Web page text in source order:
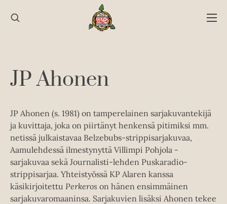
sisältöön
JP Ahonen
JP Ahonen (s. 1981) on tamperelainen sarjakuvantekijä
ja kuvittaja, joka on piirtänyt henkensä pitimiksi mm.
netissä julkaistavaa Belzebubs-strippisarjakuvaa,
Aamulehdessä ilmestynyttä Villimpi Pohjola -
sarjakuvaa sekä Journalisti-lehden Puskaradio-
strippisarjaa. Yhteistyössä KP Alaren kanssa
käsikirjoitettu Perkeros on hänen ensimmäinen
sarjakuvaromaaninsa. Sarjakuvien lisäksi Ahonen tekee